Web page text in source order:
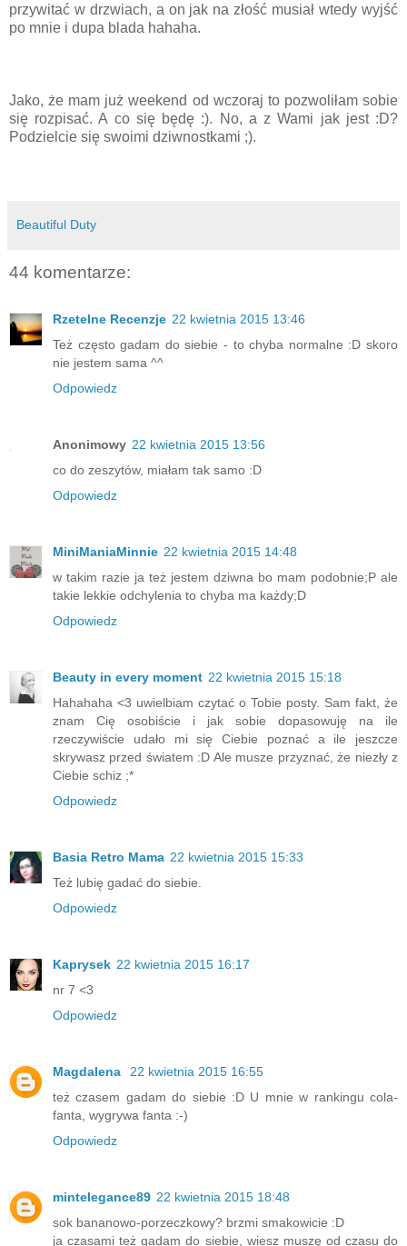
przywitać w drzwiach, a on jak na złość musiał wtedy wyjść
po mnie i dupa blada hahaha.
Jako, że mam już weekend od wczoraj to pozwoliłam sobie
się rozpisać. A co się będę :). No, a z Wami jak jest :D?
Podzielcie się swoimi dziwnostkami ;).
Beautiful Duty
44 komentarze:
Rzetelne Recenzje 22 kwietnia 2015 13:46
Też często gadam do siebie - to chyba normalne :D skoro
nie jestem sama ^^
Odpowiedz
Anonimowy 22 kwietnia 2015 13:56
co do zeszytów, miałam tak samo :D
Odpowiedz
MiniManiaMinnie 22 kwietnia 2015 14:48
w takim razie ja też jestem dziwna bo mam podobnie;P ale
takie lekkie odchylenia to chyba ma każdy;D
Odpowiedz
Beauty in every moment 22 kwietnia 2015 15:18
Hahahaha <3 uwielbiam czytać o Tobie posty. Sam fakt, że
znam Cię osobiście i jak sobie dopasowuję na ile
rzeczywiście udało mi się Ciebie poznać a ile jeszcze
skrywasz przed światem :D Ale musze przyznać, że niezły z
Ciebie schiz ;*
Odpowiedz
Basia Retro Mama 22 kwietnia 2015 15:33
Też lubię gadać do siebie.
Odpowiedz
Kaprysek 22 kwietnia 2015 16:17
nr 7 <3
Odpowiedz
Magdalena
22 kwietnia 2015 16:55
też czasem gadam do siebie :D U mnie w rankingu cola-
fanta, wygrywa fanta :-)
Odpowiedz
mintelegance89 22 kwietnia 2015 18:48
sok bananowo-porzeczkowy? brzmi smakowicie :D
ja czasami też gadam do siebie, wiesz muszę od czasu do